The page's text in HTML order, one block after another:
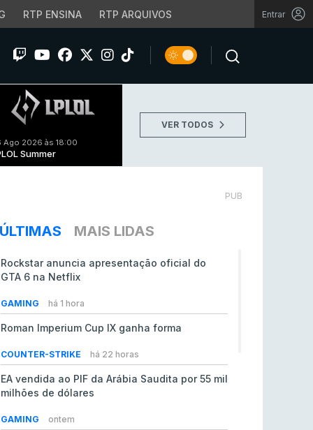
RTP ENSINA RTP ARQUIVOS Entrar
Ago 2026 às 18:00
Summer
VER TODOS
PUB
ÚLTIMAS MAIS LIDAS
Rockstar anuncia apresentação oficial do
GTA 6 na Netflix
GAMING há 1 hora
Roman Imperium Cup IX ganha forma
COUNTER-STRIKE há 22 horas
EA vendida ao PIF da Arábia Saudita por 55 mil
milhões de dólares
GAMING ontem